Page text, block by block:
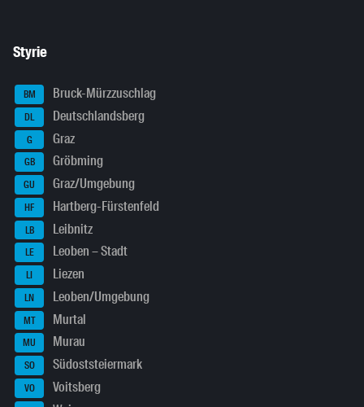
Styrie
BM Bruck-Mürzzuschlag
DL Deutschlandsberg
G Graz
GB Gröbming
GU Graz/Umgebung
HF Hartberg-Fürstenfeld
LB Leibnitz
LE Leoben – Stadt
LI Liezen
LN Leoben/Umgebung
MT Murtal
MU Murau
SO Südoststeiermark
VO Voitsberg